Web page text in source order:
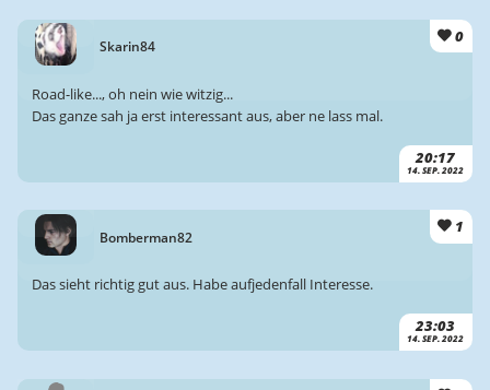
Skarin84
0
20:17
14. SEP. 2022
Road-like..., oh nein wie witzig...
Das ganze sah ja erst interessant aus, aber ne lass mal.
Bomberman82
1
23:03
14. SEP. 2022
Das sieht richtig gut aus. Habe aufjedenfall Interesse.